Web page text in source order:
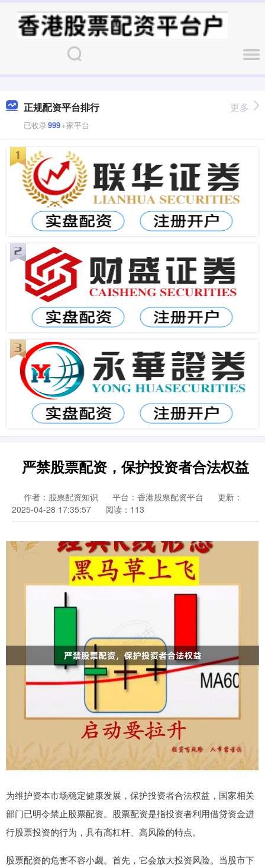
正规配资平台排行
已收录999+家平台
更多
严禁股票配资，保护投资者合法权益
作者：股票配资知识 平台：香港股票配资平台
更新：
2025-04-28 17:35:57
阅读：113
为维护资本市场稳定健康发展，保护投资者合法权益，国家相关
部门已明令禁止股票配资。股票配资是指投资者利用借贷资金进
行股票投资的行为，具有高杠杆、高风险的特点。
股票配资的危害不容小觑。首先，它会放大投资风险。当股市下